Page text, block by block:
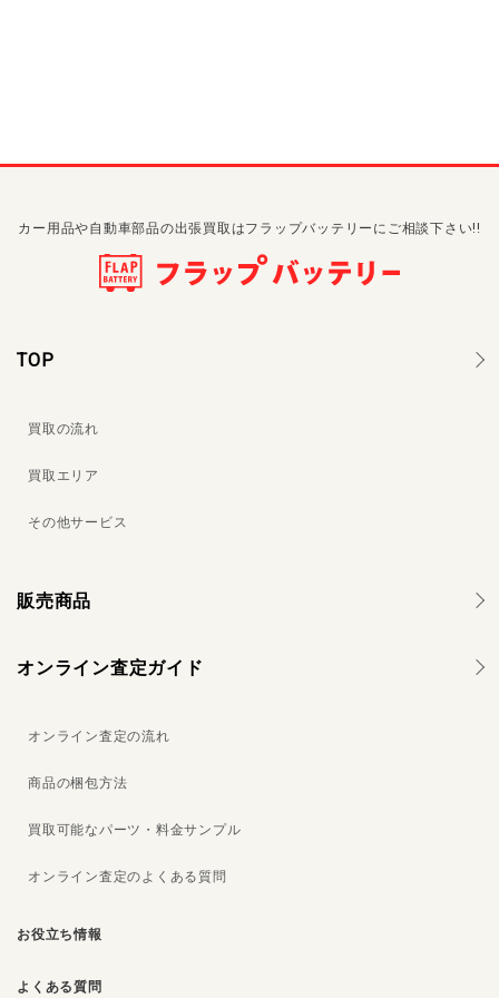
カー用品や自動車部品の出張買取はフラップバッテリーにご相談下さい!!
TOP
買取の流れ
買取エリア
その他サービス
販売商品
オンライン査定ガイド
オンライン査定の流れ
商品の梱包方法
買取可能なパーツ・料金サンプル
オンライン査定のよくある質問
お役立ち情報
よくある質問